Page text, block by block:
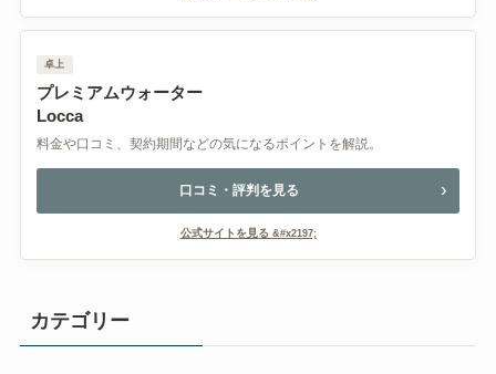
卓上
プレミアムウォーター
Locca
料金や口コミ、契約期間などの気になるポイントを解説。
口コミ・評判を見る
公式サイトを見る
カテゴリー